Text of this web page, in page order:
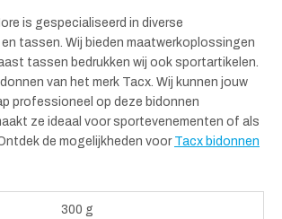
is gespecialiseerd in diverse
tassen. Wij bieden maatwerkoplossingen
tassen bedrukken wij ook sportartikelen.
van het merk Tacx. Wij kunnen jouw
professioneel op deze bidonnen
ze ideaal voor sportevenementen of als
de mogelijkheden voor Tacx bidonnen
300 g